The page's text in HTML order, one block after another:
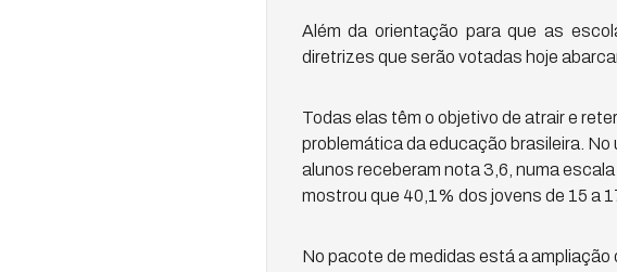
Além da orientação para que as
diretrizes que serão votadas hoje
Todas elas têm o objetivo de atrair e
problemática da educação brasileira.
alunos receberam nota 3,6, numa
mostrou que 40,1% dos jovens de 15 a
No pacote de medidas está a